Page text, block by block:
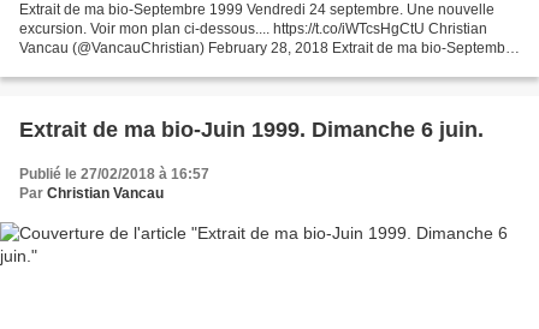
Extrait de ma bio-Septembre 1999 Vendredi 24 septembre. Une nouvelle
excursion. Voir mon plan ci-dessous.... https://t.co/iWTcsHgCtU Christian
Vancau (@VancauChristian) February 28, 2018 Extrait de ma bio-Septembre
Extrait de ma bio-Juin 1999. Dimanche 6 juin.
Publié le 27/02/2018 à 16:57
Par Christian Vancau